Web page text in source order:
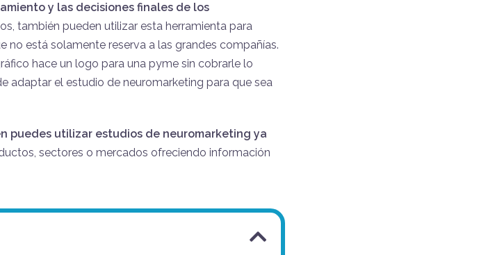
y las decisiones finales de los
también pueden utilizar esta herramienta para
no está solamente reserva a las grandes compañías.
hace un logo para una pyme sin cobrarle lo
adaptar el estudio de neuromarketing para que sea
puedes utilizar estudios de neuromarketing ya
sectores o mercados ofreciendo información